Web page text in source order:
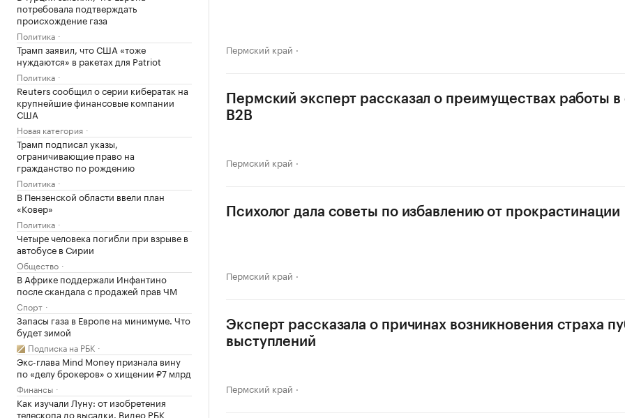
потребовала подтверждать
происхождение газа
Политика
Трамп заявил, что США «тоже
нуждаются» в ракетах для Patriot
Политика
Reuters сообщил о серии кибератак на
крупнейшие финансовые компании
США
Новая категория
Трамп подписал указы,
ограничивающие право на
гражданство по рождению
Политика
В Пензенской области ввели план
«Ковер»
Политика
Четыре человека погибли при взрыве в
автобусе в Сирии
Общество
В Африке поддержали Инфантино
после скандала с продажей прав ЧМ
Спорт
Запасы газа в Европе на минимуме. Что
будет зимой
Подписка на РБК
Экс-глава Mind Money признала вину
по «делу брокеров» о хищении ₽7 млрд
Финансы
Как изучали Луну: от изобретения
телескопа до высадки. Видео РБК
Пермский край
Пермский эксперт рассказал о преимуществах работы в
B2B
Пермский край
Психолог дала советы по избавлению от прокрастинации
Пермский край
Эксперт рассказала о причинах возникновения страха
выступлений
Пермский край